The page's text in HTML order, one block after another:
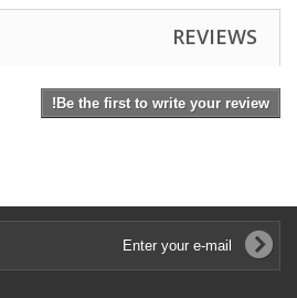
REVIEWS
Be the first to write your review!